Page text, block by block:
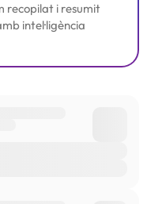
recopilat i resumit
intel·ligència